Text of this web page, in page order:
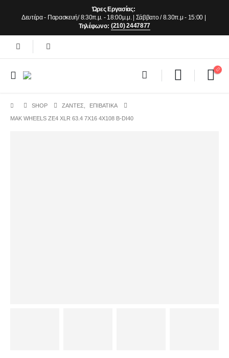
Ώρες Εργασίας:
Δευτέρα - Παρασκευή/ 8:30π.μ. - 18:00μ.μ. | Σάββατο / 8.30π.μ - 15:00 |
Τηλέφωνο: (210) 2447877
SHOP ΖΆΝΤΕΣ ΕΠΙΒΑΤΙΚΑ
MAK WHEELS ΖΕ4 XLR 63.4 7Χ16 4Χ108 Β-DI40